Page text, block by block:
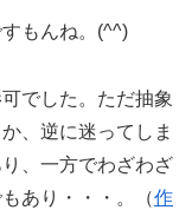
もんね。(^^)
でした。ただ抽象
、逆に迷ってしま
、一方でわざわざ
あり・・・。（作